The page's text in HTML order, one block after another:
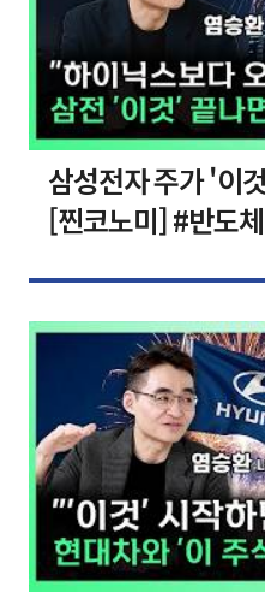
삼성전자 주가 '이
[찐코노미] #반도체